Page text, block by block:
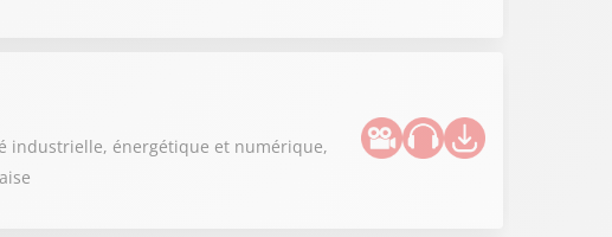
industrielle, énergétique et numérique,